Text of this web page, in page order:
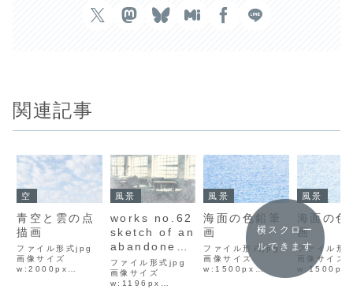
関連記事
空
青空と雲の点
描画
ファイル形式jpg
画像サイズ
w:2000px
風景
works no.62
sketch of an
abandoned
school
ファイル形式jpg
画像サイズ
w:1196px
風景
海面の色鉛筆
画
ファイル形式jpg
画像サイズ
w:1500px
h:1001pxファイ
風景
海面の色
画
ファイル形
画像サイズ
w:1500px
横スクロー
ルできます